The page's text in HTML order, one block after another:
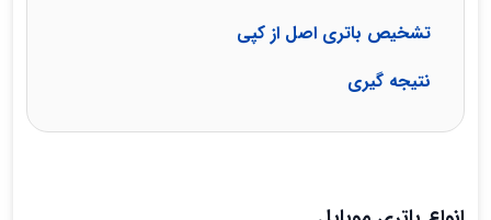
تشخیص باتری اصل از کپی
نتیجه گیری